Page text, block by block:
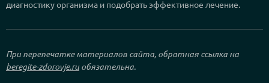
диагностику организма и подобрать эффективное лечение.
При перепечатке материалов сайта, обратная ссылка на
beregite-zdorovje.ruобязательна.